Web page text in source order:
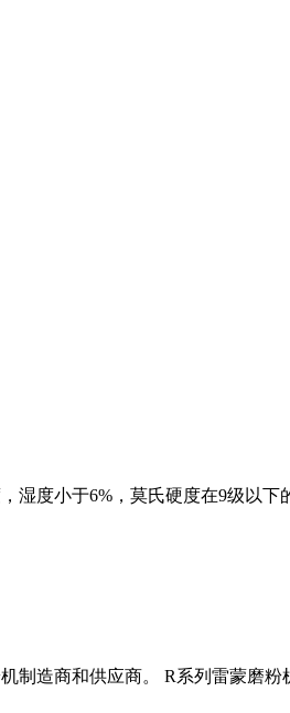
度小于6%，莫氏硬度在9级以
制造商和供应商。 R系列雷蒙磨